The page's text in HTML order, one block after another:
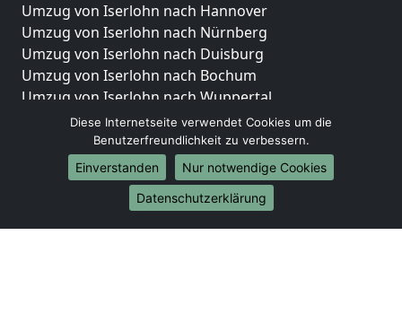
Umzug von Iserlohn nach Hannover
Umzug von Iserlohn nach Nürnberg
Umzug von Iserlohn nach Duisburg
Umzug von Iserlohn nach Bochum
Umzug von Iserlohn nach Wuppertal
Umzug von Iserlohn nach Bielefeld
Umzug von Iserlohn nach Bonn
Umzug von Iserlohn nach Münster
Internationale-Umzüge
Umzug von Iserlohn nach Brasilien
Diese Internetseite verwendet Cookies um die
Benutzerfreundlichkeit zu verbessern.
Einverstanden
Nur notwendige Cookies
Datenschutzerklärung